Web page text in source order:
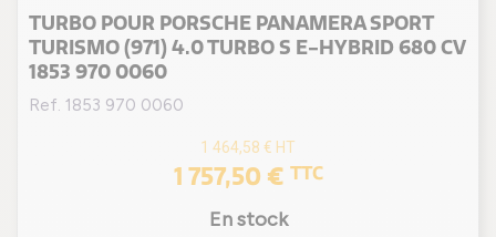
TURBO POUR PORSCHE PANAMERA SPORT
TURISMO (971) 4.0 TURBO S E-HYBRID 680 CV
1853 970 0060
Ref. 1853 970 0060
1 464,58 € HT
1 757,50 € TTC
En stock